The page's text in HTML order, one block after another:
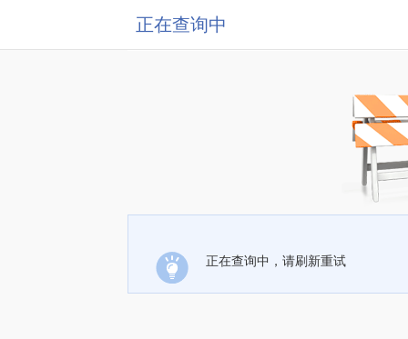
正在查询中
正在查询中，请刷新重试